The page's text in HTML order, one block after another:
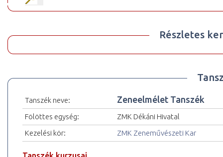
Részletes
Tanszék neve: Zeneelmélet Tanszék
Fölöttes egység:
ZMK Dékáni Hivatal
Kezelési kör:
ZMK Zeneművészeti Kar